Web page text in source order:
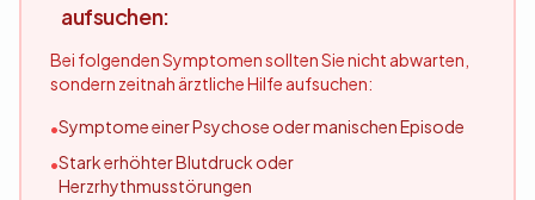
aufsuchen:
Bei folgenden Symptomen sollten Sie nicht abwarten,
sondern zeitnah ärztliche Hilfe aufsuchen:
•Symptome einer Psychose oder manischen Episode
•Stark erhöhter Blutdruck oder
Herzrhythmusstörungen